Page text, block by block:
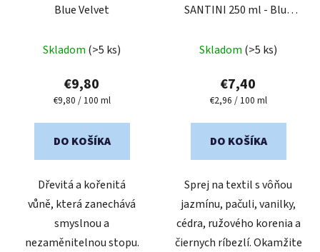
Blue Velvet
Skladom (>5 ks)
€9,80
Jednotková
€9,80 / 100 ml
DO KOŠÍKA
Dřevitá a kořenitá
vůně, která zanechává
smyslnou a
nezaměnitelnou stopu.
SANTINI 250 ml - Blue
Skladom (>5 ks)
€7,40
Jednotková
€2,96 / 100 ml
DO KOŠÍKA
Sprej na textil s vôňou
jazmínu, pačuli, vanilky,
cédra, ružového korenia a
čiernych ríbezlí. Okamžite